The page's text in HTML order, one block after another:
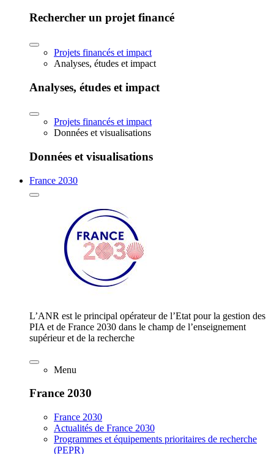
Rechercher un projet financé
Projets financés et impact
Analyses, études et impact
Analyses, études et impact
Projets financés et impact
Données et visualisations
Données et visualisations
France 2030
L’ANR est le principal opérateur de l’Etat pour la gestion des
PIA et de France 2030 dans le champ de l’enseignement
supérieur et de la recherche
Menu
France 2030
France 2030
Actualités de France 2030
Programmes et équipements prioritaires de recherche
(PEPR)